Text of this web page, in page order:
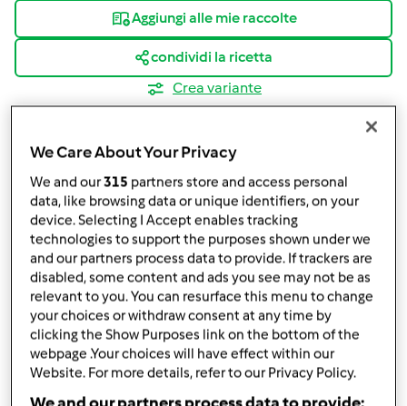
Aggiungi alle mie raccolte
condividi la ricetta
Crea variante
Ingredienti
Le mie Brioss col tuppo!!
150grammilatte
100grammi burro
80grammi zucchero
8grammilievito di birra fresco
500grammifarina manitoba
nessuna informazione uova intere,
Da Circa 60
We Care About Your Privacy
We and our315 partners store and access personal
data, like browsing data or unique identifiers, on your
device. Selecting I Accept enables tracking
technologies to support the purposes shown under we
and our partners process data to provide. If trackers are
disabled, some content and ads you see may not be as
relevant to you. You can resurface this menu to change
your choices or withdraw consent at any time by
clicking the Show Purposes link on the bottom of the
webpage .Your choices will have effect within our
Website. For more details, refer to our Privacy Policy.